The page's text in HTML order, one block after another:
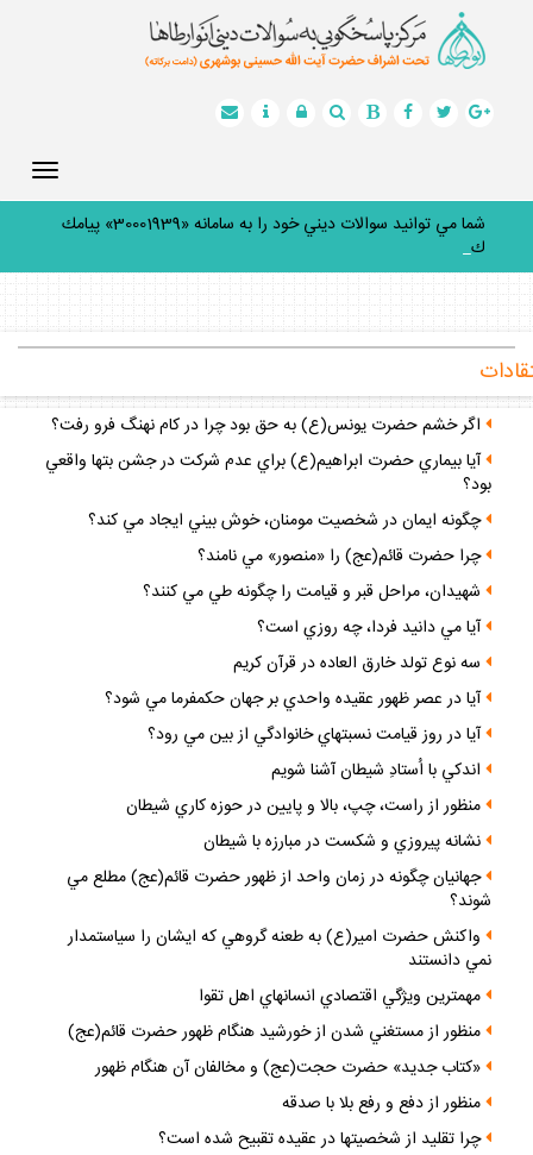
شما مي توانيد سوالات ديني خود را به سامانه «30001939» پيامك
كنيد.
اگر خشم حضرت يونس(ع) به حق بود چرا در كام نهنگ فرو رفت؟
آيا بيماري حضرت ابراهيم(ع) براي عدم شركت در جشن بتها واقعي
بود؟
چگونه ايمان در شخصيت مومنان، خوش بيني ايجاد مي كند؟
چرا حضرت قائم(عج) را «منصور» مي نامند؟
شهيدان، مراحل قبر و قيامت را چگونه طي مي كنند؟
آيا مي دانيد فردا، چه روزي است؟
سه نوع تولد خارق العاده در قرآن كريم
آيا در عصر ظهور عقيده واحدي بر جهان حكمفرما مي شود؟
آيا در روز قيامت نسبتهاي خانوادگي از بين مي رود؟
اندكي با اُستادِ شيطان آشنا شويم
منظور از راست، چپ، بالا و پايين در حوزه كاري شيطان
نشانه پيروزي و شكست در مبارزه با شيطان
جهانيان چگونه در زمان واحد از ظهور حضرت قائم(عج) مطلع مي
شوند؟
واكنش حضرت امير(ع) به طعنه گروهي كه ايشان را سياستمدار
نمي دانستند
مهمترين ويژگي اقتصادي انسانهاي اهل تقوا
منظور از مستغني شدن از خورشيد هنگام ظهور حضرت قائم(عج)
«كتاب جديد» حضرت حجت(عج) و مخالفان آن هنگام ظهور
منظور از دفع و رفع بلا با صدقه
چرا تقليد از شخصيتها در عقيده تقبيح شده است؟